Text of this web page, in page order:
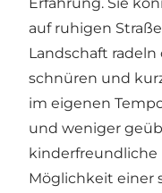
auf ruhigen
Landschaft
schnüren und
im eigenen
und weniger
kinderfreundliche
Möglichkeit einer